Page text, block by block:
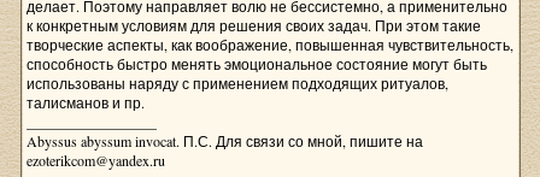
делает. Поэтому направляет волю не бессистемно, а применительно
к конкретным условиям для решения своих задач. При этом такие
творческие аспекты, как воображение, повышенная чувствительность,
способность быстро менять эмоциональное состояние могут быть
использованы наряду с применением подходящих ритуалов,
талисманов и пр.
Abyssus abyssum invocat. П.С. Для связи со мной, пишите на
ezoterikcom@yandex.ru